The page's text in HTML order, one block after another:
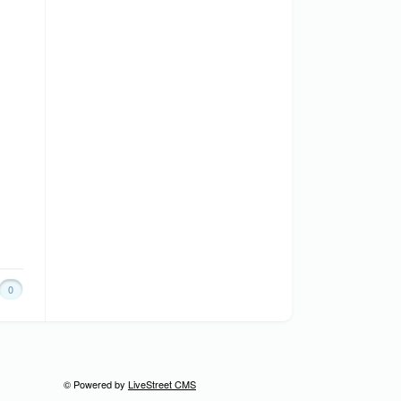
0
© Powered by LiveStreet CMS